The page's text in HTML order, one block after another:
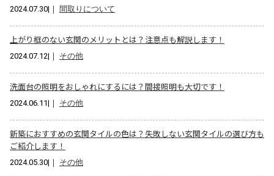
2024.07.30|｜ 間取りについて
上がり框のない玄関のメリットとは？注意点も解説します！
2024.07.12|｜ その他
洗面台の照明をおしゃれにするには？間接照明も大切です！
2024.06.11|｜ その他
新築におすすめの玄関タイルの色は？失敗しない玄関タイルの選び方も
ご紹介します！
2024.05.30|｜ その他